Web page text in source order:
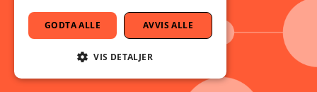
Youtube
LinkedIn
TikTok
GODTA ALLE AVVIS ALLE
VIS DETALJER